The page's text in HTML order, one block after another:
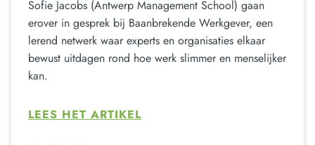
Sofie Jacobs (Antwerp Management School) gaan
erover in gesprek bij Baanbrekende Werkgever, een
lerend netwerk waar experts en organisaties elkaar
bewust uitdagen rond hoe werk slimmer en menselijker
kan.
LEES HET ARTIKEL